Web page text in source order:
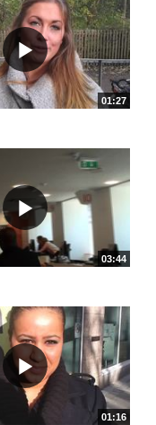
01:27
03:44
01:16